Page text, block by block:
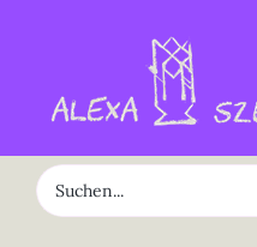
springen
Suche
nach: